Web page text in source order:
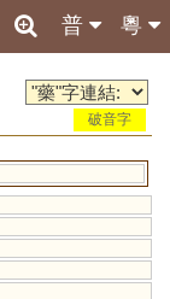
粵
普
破音字